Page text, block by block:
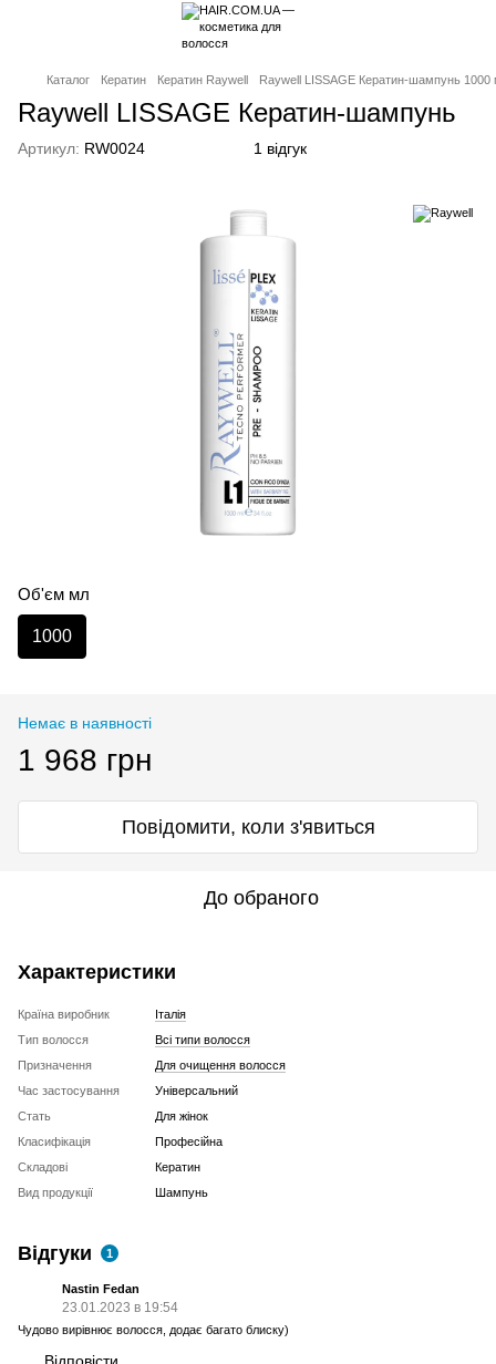
Каталог Кератин Кератин Raywell Raywell LISSAGE Кератин-шампунь 1000
Raywell LISSAGE Кератин-шампунь
Артикул: RW0024 1 відгук
Об'єм мл
1000
Немає в наявності
1 968 грн
Повідомити, коли з'явиться
До обраного
Характеристики
Країна виробник
Італія
Тип волосся
Всі типи волосся
Призначення
Для очищення волосся
Час застосування
Універсальний
Стать
Для жінок
Класифікація
Професійна
Складові
Кератин
Вид продукції
Шампунь
Відгуки 1
Nastin Fedan
23.01.2023 в 19:54
Чудово вирівнює волосся, додає багато блиску)
Відповісти